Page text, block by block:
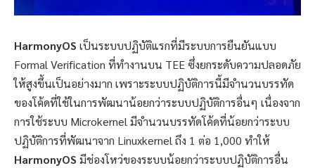
HarmonyOS เป็นระบบปฏิบัติแรกที่มีระบบการยืนยันแบบ
Formal Verification ที่ทำงานบน TEE ซึ่งยกระดับความปลอดภัย
ให้สูงขึ้นเป็นอย่างมาก เพราะระบบปฏิบัติการนี้มีจำนวนบรรทัด
ของโค้ดที่ใช้ในการพัฒนาน้อยกว่าระบบปฏิบัติการอื่นๆ เนื่องจาก
การใช้ระบบ Microkernel มีจำนวนบรรทัดโค้ดที่น้อยกว่าระบบ
ปฏิบัติการที่พัฒนาจาก Linuxkernel ถึง 1 ต่อ 1,000 ทำให้
HarmonyOS มีช่องโหว่ของระบบน้อยกว่าระบบปฏิบัติการอื่น